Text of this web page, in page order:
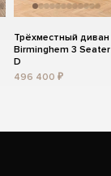
Трёхместный диван
Birminghem 3 Seater
D
496 400 ₽